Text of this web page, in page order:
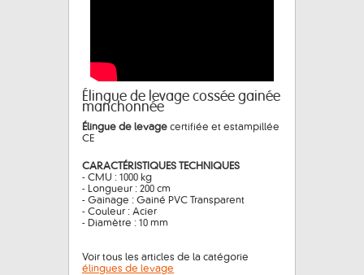
Élingue de levage cossée gainée
manchonnée
Élingue de levage certifiée et estampillée
CE
CARACTÉRISTIQUES TECHNIQUES
- CMU : 1000 kg
- Longueur : 200 cm
- Gainage : Gainé PVC Transparent
- Couleur : Acier
- Diamètre : 10 mm
Voir tous les articles de la catégorie
élingues de levage